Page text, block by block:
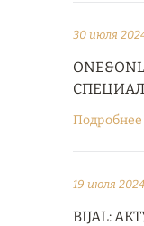
30 июля
Подробнее
19 июля 2024
BIJAL: